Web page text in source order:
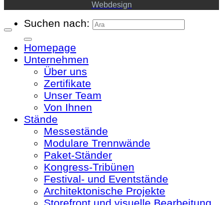
Webdesign
Suchen nach:
Homepage
Unternehmen
Über uns
Zertifikate
Unser Team
Von Ihnen
Stände
Messestände
Modulare Trennwände
Paket-Ständer
Kongress-Tribünen
Festival- und Eventstände
Architektonische Projekte